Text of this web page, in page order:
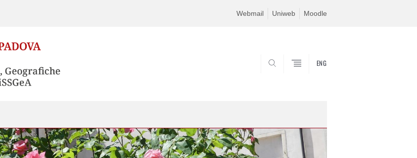
Webmail Uniweb Moodle
ENG